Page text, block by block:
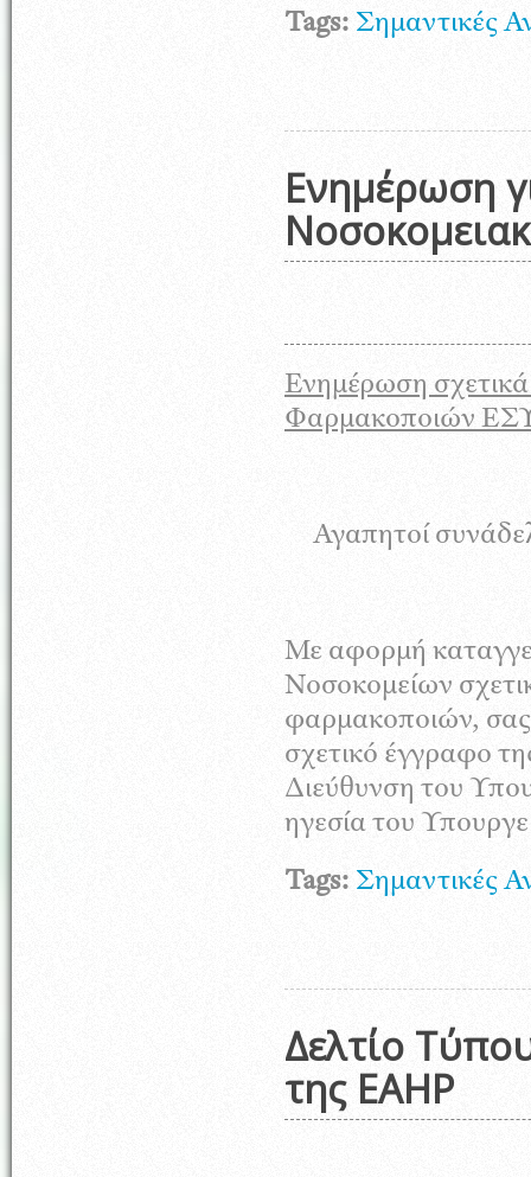
Tags: Σημαντικές
Ενημέρωση
Ενημέρωση
Φαρμακοποιών
Αγαπητοί
Με αφορμή
Νοσοκομείων
φαρμακοποιών, σας
σχετικό έγγραφο
Διεύθυνση του
ηγεσία του
Tags: Σημαντικές
Δελτίο
της EAHP